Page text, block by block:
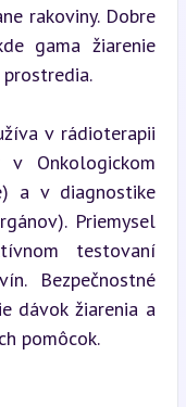
rakoviny. Dobre
gama žiarenie
v rádioterapii
v Onkologickom
a v diagnostike
Priemysel
testovaní
Bezpečnostné
dávok žiarenia a
pomôcok.